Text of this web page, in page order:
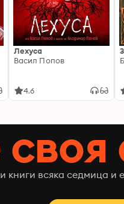
Лехуса
Васил Попов
4.6
книги всяка седмица и